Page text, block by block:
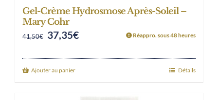
Gel-Crème Hydrosmose Après-Soleil –
Mary Cohr
41,50€ Original
37,35€Current
Réappro. sous 48 heures
Ajouter au panier Détails